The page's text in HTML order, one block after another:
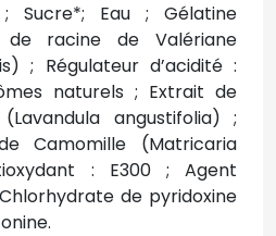
Sucre*; Eau ; Gélatine
racine de Valériane
; Régulateur d’acidité :
naturels ; Extrait de
angustifolia) ;
Camomille (Matricaria
: E300 ; Agent
de pyridoxine